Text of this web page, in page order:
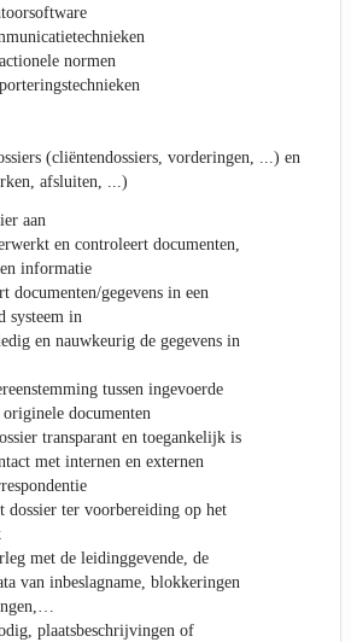
normen
(cliëntendossiers, vorderingen, ...) en
afsluiten, ...)
aan
en controleert documenten,
informatie
documenten/gegevens in een
systeem in
en nauwkeurig de gegevens in
tussen ingevoerde
originele documenten
transparant en toegankelijk is
met internen en externen
dossier ter voorbereiding op het
met de leidinggevende, de
van inbeslagname, blokkeringen
plaatsbeschrijvingen of